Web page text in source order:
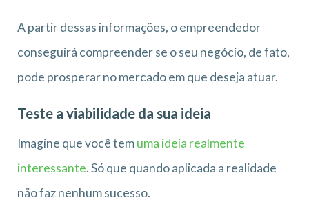
A partir dessas informações, o empreendedor
conseguirá compreender se o seu negócio, de fato,
pode prosperar no mercado em que deseja atuar.
Teste a viabilidade da sua ideia
Imagine que você temuma ideia realmente
interessante. Só que quando aplicada a realidade
não faz nenhum sucesso.